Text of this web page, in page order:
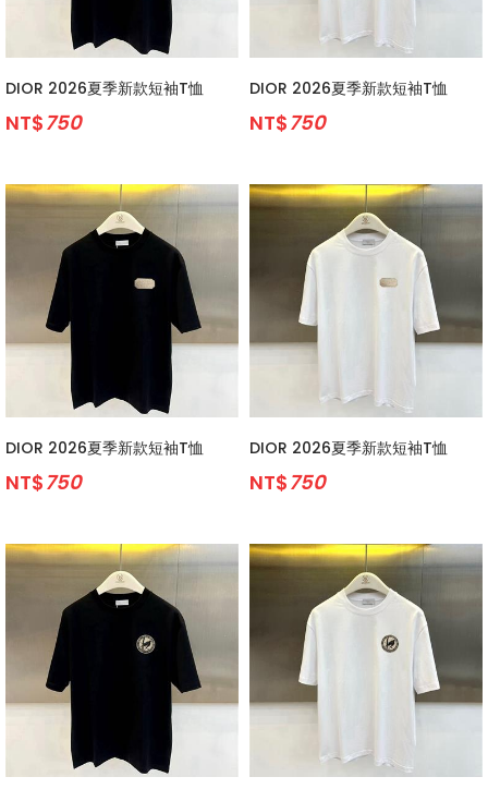
DIOR 2026夏季新款短袖T恤
NT$750
DIOR 2026夏季新款短袖T恤
NT$750
DIOR 2026夏季新款短袖T恤
NT$750
DIOR 2026夏季新款短袖T恤
NT$750